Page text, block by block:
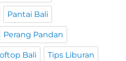
Pantai Bali
Perang Pandan
Bali Tips Liburan